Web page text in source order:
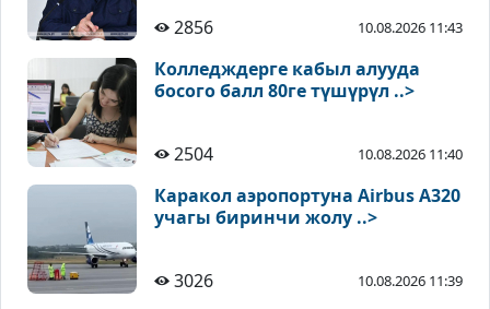
2856 10.08.2026 11:43
Колледждерге кабыл алууда
босого балл 80ге түшүрүл ..>
2504 10.08.2026 11:40
Каракол аэропортуна Airbus A320
учагы биринчи жолу ..>
3026 10.08.2026 11:39